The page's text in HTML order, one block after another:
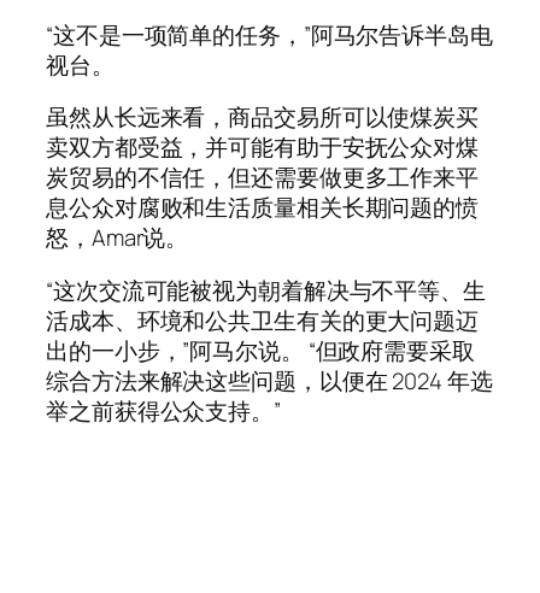
“这不是一项简单的任务，”阿马尔告诉半岛电
视台。
虽然从长远来看，商品交易所可以使煤炭买
卖双方都受益，并可能有助于安抚公众对煤
炭贸易的不信任，但还需要做更多工作来平
息公众对腐败和生活质量相关长期问题的愤
怒，Amar说。
“这次交流可能被视为朝着解决与不平等、生
活成本、环境和公共卫生有关的更大问题迈
出的一小步，”阿马尔说。 “但政府需要采取
综合方法来解决这些问题，以便在 2024 年选
举之前获得公众支持。”